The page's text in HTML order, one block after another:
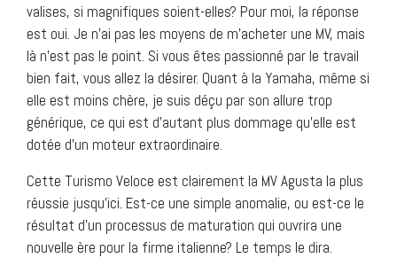
valises, si magnifiques soient-elles? Pour moi, la réponse
est oui. Je n’ai pas les moyens de m’acheter une MV, mais
là n’est pas le point. Si vous êtes passionné par le travail
bien fait, vous allez la désirer. Quant à la Yamaha, même si
elle est moins chère, je suis déçu par son allure trop
générique, ce qui est d’autant plus dommage qu’elle est
dotée d’un moteur extraordinaire.
Cette Turismo Veloce est clairement la MV Agusta la plus
réussie jusqu’ici. Est-ce une simple anomalie, ou est-ce le
résultat d’un processus de maturation qui ouvrira une
nouvelle ère pour la firme italienne? Le temps le dira.